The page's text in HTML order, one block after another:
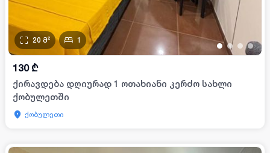
•• • •
20 მ² 1
130 ₾
ქირავდება დღიურად 1 ოთახიანი კერძო სახლი
ქობულეთში
ქობულეთი